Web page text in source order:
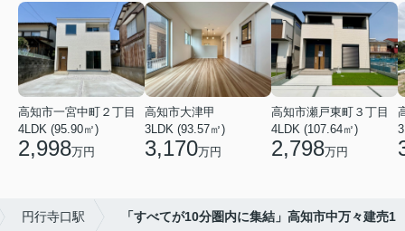
高知市一宮中町２丁目
4LDK (95.90㎡)
2,998万円
高知市大津甲
3LDK (93.57㎡)
3,170万円
高知市瀬戸東町３丁目
4LDK (107.64㎡)
2,798万円
円行寺口駅 「すべてが10分圏内に集結」高知市中万々建売1